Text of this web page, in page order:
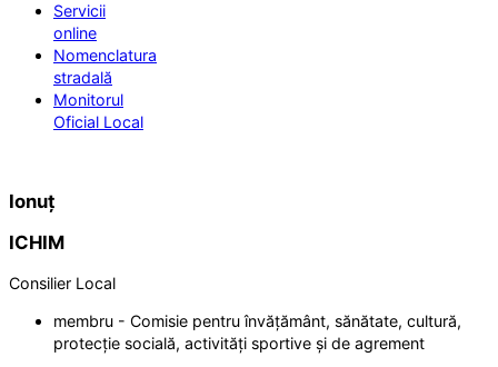
Servicii
online
Nomenclatura
stradală
Monitorul
Oficial Local
Ionuț
ICHIM
Consilier Local
membru - Comisie pentru învățământ, sănătate, cultură,
protecție socială, activități sportive și de agrement